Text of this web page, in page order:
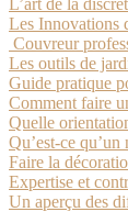
L’art de la
Les Innovations
Couvreur
Les outils de
Guide pratique
Comment faire
Quelle
Qu’est-ce
Faire la
Expertise et
Un aperçu des